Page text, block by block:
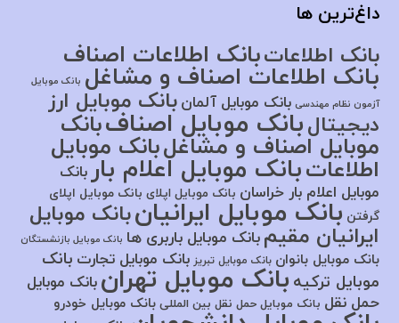
داغ‌ترین ها
بانک اطلاعاتبانک اطلاعات اصناف
بانک اطلاعات اصناف و مشاغل بانک موبایل
آزمون نظام مهندسی بانک موبایل آلمان بانک موبایل ارز
دیجیتالبانک موبایل اصنافبانک
موبایل اصناف و مشاغلبانک موبایل
اطلاعاتبانک موبایل اعلام باربانک
موبایل اعلام بار خراسان بانک موبایل اپلای بانک موبایل اپلای
گرفتن بانک موبایل ایرانیانبانک موبایل
ایرانیان مقیم بانک موبایل باربری ها بانک موبایل بازنشستگان
بانک موبایل بانوان بانک موبایل تبریز بانک موبایل تجارت بانک
موبایل ترکیه بانک موبایل تهران بانک موبایل
حمل نقل بانک موبایل حمل نقل بین المللی بانک موبایل خودرو